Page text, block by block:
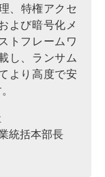
、特権アクセ
よび暗号化メ
トフレームワ
し、ランサム
より高度で安
統括本部長